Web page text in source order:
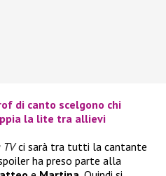
di canto scelgono chi
la lite tra allievi
TVci sarà tra tutti la cantante
ha preso parte alla